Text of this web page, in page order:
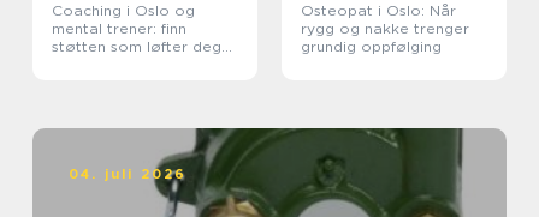
Coaching i Oslo og
mental trener: finn
støtten som løfter deg
Osteopat i Oslo: Når
rygg og nakke trenger
grundig oppfølging
04. juli 2026